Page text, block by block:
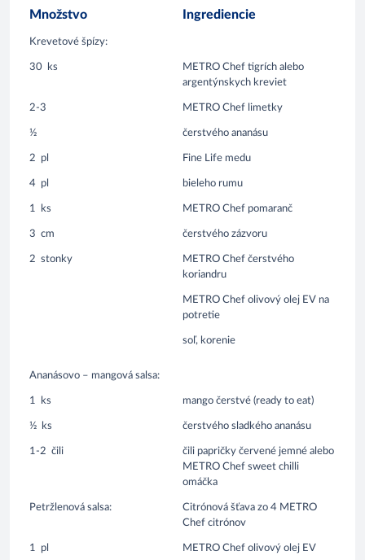
Množstvo Ingrediencie
Krevetové špízy:
30 ks
METRO Chef tigrích alebo
argentýnskych kreviet
2-3 METRO Chef limetky
½ čerstvého ananásu
2 pl Fine Life medu
4 pl bieleho rumu
1 ks METRO Chef pomaranč
3 cm čerstvého zázvoru
2 stonky
METRO Chef čerstvého
koriandru
METRO Chef olivový olej EV na
potretie
soľ, korenie
Ananásovo – mangová salsa:
1 ks mango čerstvé (ready to eat)
½ ks čerstvého sladkého ananásu
1-2 čili
čili papričky červené jemné alebo
METRO Chef sweet chilli
omáčka
Petržlenová salsa:
Citrónová šťava zo 4 METRO
Chef citrónov
1 pl METRO Chef olivový olej EV